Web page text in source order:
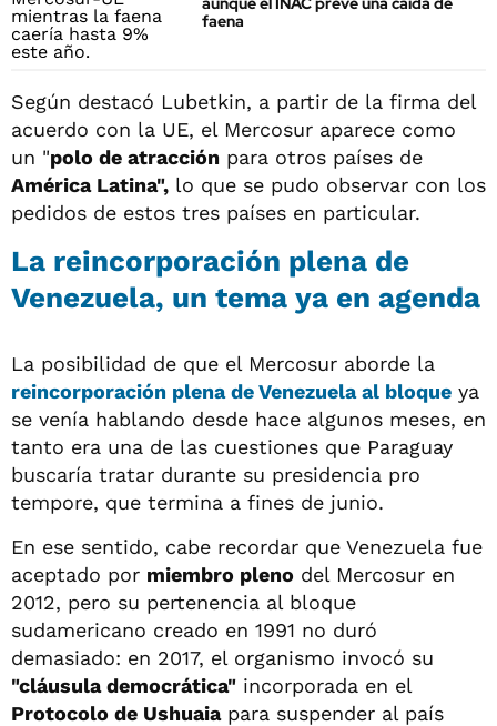
faena
Según destacó Lubetkin, a partir de la firma del
acuerdo con la UE, el Mercosur aparece como
un "polo de atracción para otros países de
América Latina", lo que se pudo observar con los
pedidos de estos tres países en particular.
La reincorporación plena de
Venezuela, un tema ya en agenda
La posibilidad de que el Mercosur aborde la
reincorporación plena de Venezuela al bloque ya
se venía hablando desde hace algunos meses, en
tanto era una de las cuestiones que Paraguay
buscaría tratar durante su presidencia pro
tempore, que termina a fines de junio.
En ese sentido, cabe recordar que Venezuela fue
aceptado por miembro pleno del Mercosur en
2012, pero su pertenencia al bloque
sudamericano creado en 1991 no duró
demasiado: en 2017, el organismo invocó su
"cláusula democrática" incorporada en el
Protocolo de Ushuaiapara suspender al país